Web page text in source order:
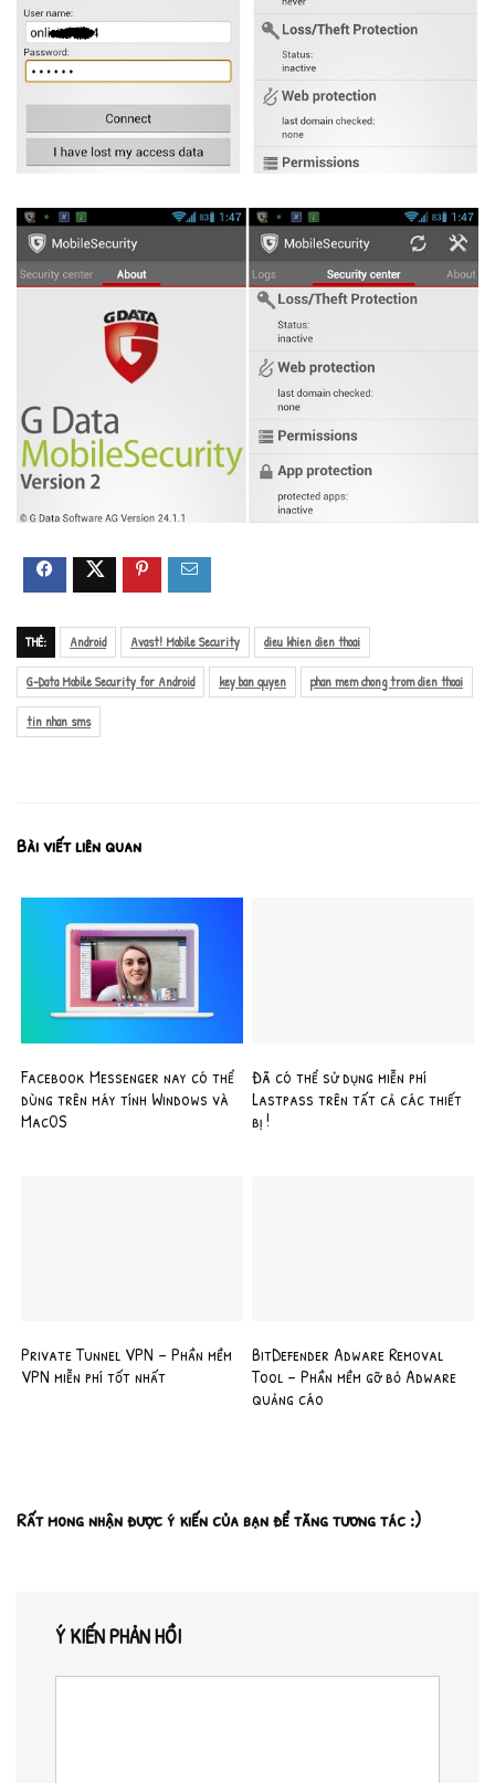
THẺ: Android Avast! Mobile Security dieu khien dien thoai
G-Data Mobile Security for Android key ban quyen phan mem chong trom dien thoai
tin nhan sms
Bài viết liên quan
Facebook Messenger nay có thể
dùng trên máy tính Windows và
MacOS
Đã có thể sử dụng miễn phí
Lastpass trên tất cả các thiết
bị !
Private Tunnel VPN – Phần mềm
VPN miễn phí tốt nhất
BitDefender Adware Removal
Tool – Phần mềm gỡ bỏ Adware
quảng cáo
Rất mong nhận được ý kiến của bạn để tăng tương tác :)
Ý KIẾN PHẢN HỒI